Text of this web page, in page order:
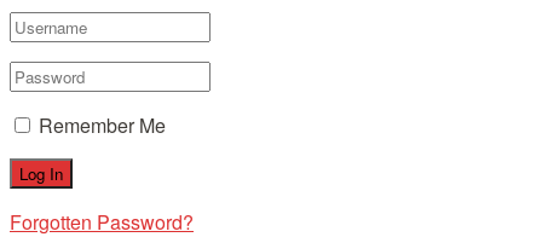
Remember Me
Forgotten Password?